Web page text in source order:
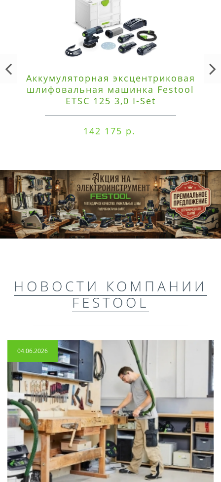
Аккумуляторная эксцентриковая
шлифовальная машинка Festool
ETSC 125 3,0 I-Set
142 175 р.
НОВОСТИ КОМПАНИИ
FESTOOL
04.06.2026